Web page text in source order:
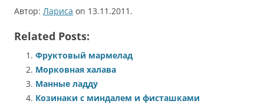
Автор: Лариса on 13.11.2011.
Related Posts:
Фруктовый мармелад
Морковная халава
Манные ладду
Козинаки с миндалем и фисташками